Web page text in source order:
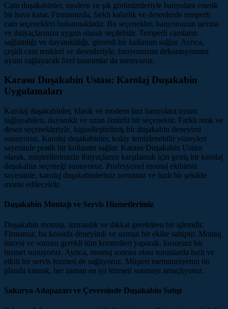
Cam duşakabinler, modern ve şık görünümleriyle banyolara estetik
bir hava katar. Firmamızda, farklı kalınlık ve desenlerde temperli
cam seçenekleri bulunmaktadır. Bu seçenekler, banyonuzun tarzına
ve ihtiyaçlarınıza uygun olarak seçilebilir. Temperli camların
sağlamlığı ve dayanıklılığı, güvenli bir kullanım sağlar. Ayrıca,
çeşitli cam renkleri ve desenleriyle, banyonuzun dekorasyonuna
uyum sağlayacak özel tasarımlar da sunuyoruz.
Karasu Duşakabin Ustası: Karolaj Duşakabin
Uygulamaları
Karolaj duşakabinler, klasik ve modern tarz banyolara uyum
sağlayabilen, dayanıklı ve uzun ömürlü bir seçenektir. Farklı renk ve
desen seçenekleriyle, kişiselleştirilmiş bir duşakabin deneyimi
sunuyoruz. Karolaj duşakabinler, kolay temizlenebilir yüzeyleri
sayesinde pratik bir kullanım sağlar. Karasu Duşakabin Ustası
olarak, müşterilerimizin ihtiyaçlarını karşılamak için geniş bir karolaj
duşakabin seçeneği sunuyoruz. Profesyonel montaj ekibimiz
sayesinde, karolaj duşakabinleriniz sorunsuz ve hızlı bir şekilde
monte edilecektir.
Duşakabin Montajı ve Servis Hizmetlerimiz
Duşakabin montajı, uzmanlık ve dikkat gerektiren bir işlemdir.
Firmamız, bu konuda deneyimli ve uzman bir ekibe sahiptir. Montaj
öncesi ve sonrası gerekli tüm kontrolleri yaparak, kusursuz bir
hizmet sunuyoruz. Ayrıca, montaj sonrası olası sorunlarda hızlı ve
etkili bir servis hizmeti de sağlıyoruz. Müşteri memnuniyetini ön
planda tutarak, her zaman en iyi hizmeti sunmayı amaçlıyoruz.
Sakarya Adapazarı ve Çevresinde Duşakabin Satışı